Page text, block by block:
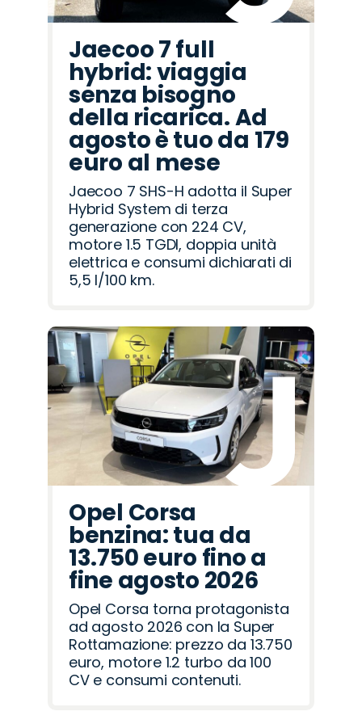
Jaecoo 7 full
hybrid: viaggia
senza bisogno
della ricarica. Ad
agosto è tuo da 179
euro al mese
Jaecoo 7 SHS-H adotta il Super
Hybrid System di terza
generazione con 224 CV,
motore 1.5 TGDI, doppia unità
elettrica e consumi dichiarati di
5,5 l/100 km.
Opel Corsa
benzina: tua da
13.750 euro fino a
fine agosto 2026
Opel Corsa torna protagonista
ad agosto 2026 con la Super
Rottamazione: prezzo da 13.750
euro, motore 1.2 turbo da 100
CV e consumi contenuti.